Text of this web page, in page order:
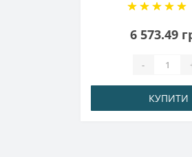
6 573.49
-
КУПИТИ